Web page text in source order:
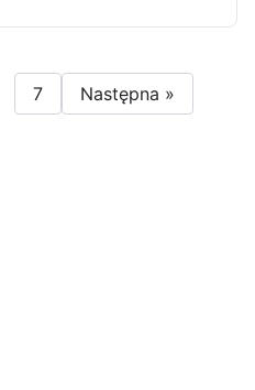
7 Następna »